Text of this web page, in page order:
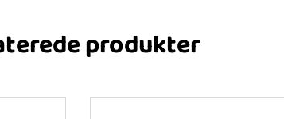
produkter